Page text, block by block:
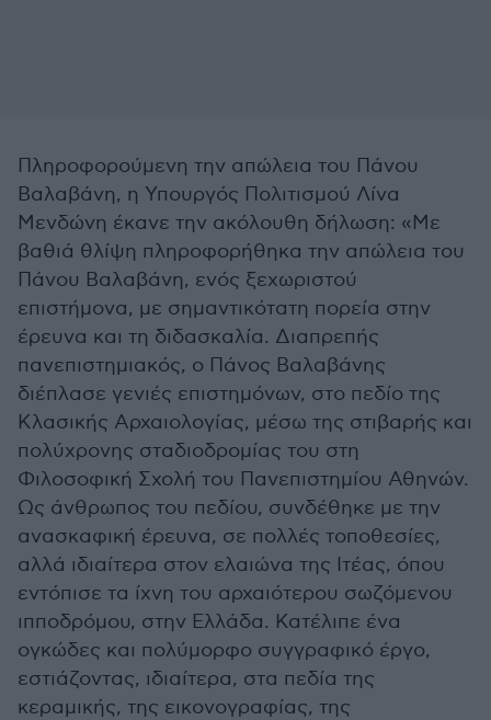
Πληροφορούμενη την απώλεια του Πάνου
Βαλαβάνη, η Υπουργός Πολιτισμού Λίνα
Μενδώνη έκανε την ακόλουθη δήλωση: «Με
βαθιά θλίψη πληροφορήθηκα την απώλεια του
Πάνου Βαλαβάνη, ενός ξεχωριστού
επιστήμονα, με σημαντικότατη πορεία στην
έρευνα και τη διδασκαλία. Διαπρεπής
πανεπιστημιακός, ο Πάνος Βαλαβάνης
διέπλασε γενιές επιστημόνων, στο πεδίο της
Κλασικής Αρχαιολογίας, μέσω της στιβαρής και
πολύχρονης σταδιοδρομίας του στη
Φιλοσοφική Σχολή του Πανεπιστημίου Αθηνών.
Ως άνθρωπος του πεδίου, συνδέθηκε με την
ανασκαφική έρευνα, σε πολλές τοποθεσίες,
αλλά ιδιαίτερα στον ελαιώνα της Ιτέας, όπου
εντόπισε τα ίχνη του αρχαιότερου σωζόμενου
ιπποδρόμου, στην Ελλάδα. Κατέλιπε ένα
ογκώδες και πολύμορφο συγγραφικό έργο,
εστιάζοντας, ιδιαίτερα, στα πεδία της
κεραμικής, της εικονογραφίας, της